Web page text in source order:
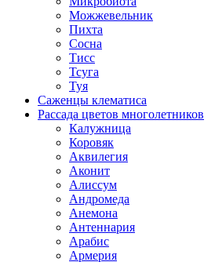
Можжевельник
Пихта
Сосна
Тисс
Тсуга
Туя
Саженцы клематиса
Рассада цветов многолетников
Калужница
Коровяк
Аквилегия
Аконит
Алиссум
Андромеда
Анемона
Антеннария
Арабис
Армерия